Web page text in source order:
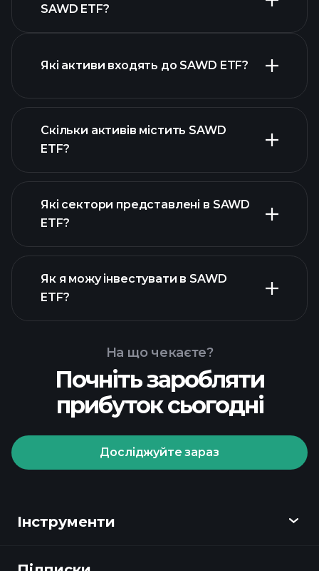
SAWD ETF?
активів SAWD ETF
Які активи входять до SAWD ETF?
SAWD ETF
Скільки активів містить SAWD
ETF?
Які сектори представлені в SAWD
ETF?
Як я можу інвестувати в SAWD
ETF?
Playtrade Tournaments
На що чекаєте?
Почніть заробляти
прибуток сьогодні
Досліджуйте зараз
Інструменти